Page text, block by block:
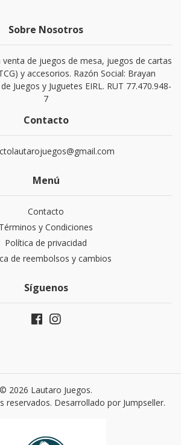
Sobre Nosotros
venta de juegos de mesa, juegos de cartas
y accesorios. Razón Social: Brayan
Juegos y Juguetes EIRL. RUT 77.470.948-
7
Contacto
Menú
Contacto
Términos y Condiciones
Política de privacidad
de reembolsos y cambios
Síguenos
© 2026 Lautaro Juegos.
reservados. Desarrollado por Jumpseller.